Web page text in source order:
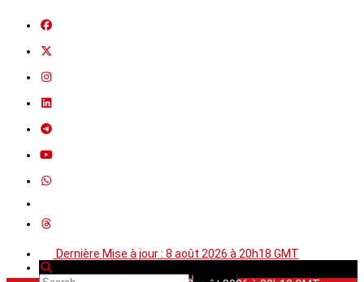
Dernière Mise à jour : 8 août 2026 à 20h18 GMT